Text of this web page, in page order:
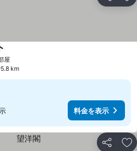
屋
km
料金を表示
シェア お